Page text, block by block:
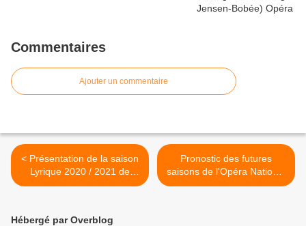
Commentaires
Ajouter un commentaire
< Présentation de la saison
Lyrique 2020 / 2021 de
l’Opéra National de Paris
Pronostic des futures
saisons de l'Opéra National
de Paris
Hébergé par Overblog